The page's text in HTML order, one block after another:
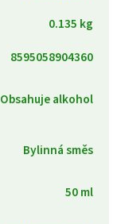
0.135 kg
8595058904360
Obsahuje alkohol
Bylinná směs
50 ml